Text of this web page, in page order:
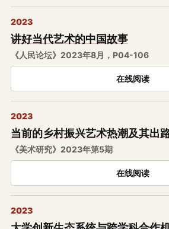
2023
讲好当代艺术的中国故事
《人民论坛》2023年8月，P04-106
在线阅读
2023
当前的乡村振兴艺术热潮及其出
《美术研究》2023年第5期
在线阅读
2023